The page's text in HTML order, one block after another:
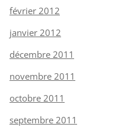
février 2012
janvier 2012
décembre 2011
novembre 2011
octobre 2011
septembre 2011